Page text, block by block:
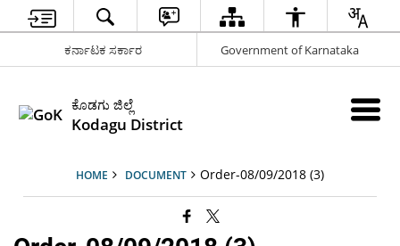
ಕರ್ನಾಟಕ ಸರ್ಕಾರ Government of Karnataka
ಕೊಡಗು ಜಿಲ್ಲೆ
Kodagu District
HOME DOCUMENT Order-08/09/2018 (3)